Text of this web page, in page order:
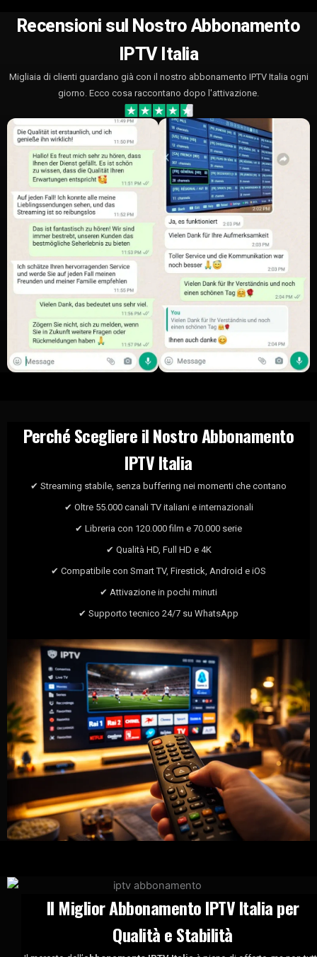
Recensioni sul Nostro Abbonamento
IPTV Italia
Migliaia di clienti guardano già con il nostro abbonamento IPTV Italia ogni
giorno. Ecco cosa raccontano dopo l'attivazione.
Perché Scegliere il Nostro Abbonamento
IPTV Italia
✔ Streaming stabile, senza buffering nei momenti che contano
✔ Oltre 55.000 canali TV italiani e internazionali
✔ Libreria con 120.000 film e 70.000 serie
✔ Qualità HD, Full HD e 4K
✔ Compatibile con Smart TV, Firestick, Android e iOS
✔ Attivazione in pochi minuti
✔ Supporto tecnico 24/7 su WhatsApp
Il Miglior Abbonamento IPTV Italia per
Qualità e Stabilità